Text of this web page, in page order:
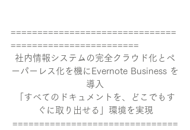
===============================
========================
社内情報システムの完全クラウド化とペ
ーパーレス化を機にEvernote Business を
導入
「すべてのドキュメントを、どこでもす
ぐに取り出せる」環境を実現
===============================